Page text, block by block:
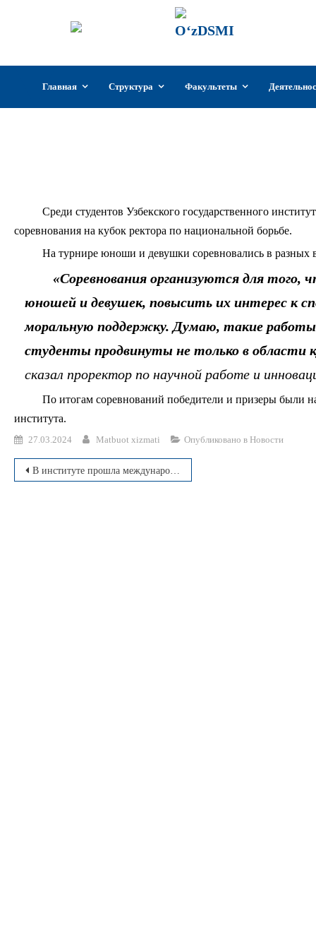
содержимому
Главная Структура Факультеты
Среди студентов Узбекского государственного
соревнования на кубок ректора по национальной борьбе.
На турнире юноши и девушки соревновались в разных
«Соревнования организуются для того,
юношей и девушек, повысить их интерес к
моральную поддержку. Думаю, такие
студенты продвинуты не только в области
сказал проректор по научной работе и
По итогам соревнований победители и призеры были
института.
27.03.2024 Matbuot xizmati Опубликовано в Новости
Навигация
В институте прошла международная конференция по библиотечной сфере